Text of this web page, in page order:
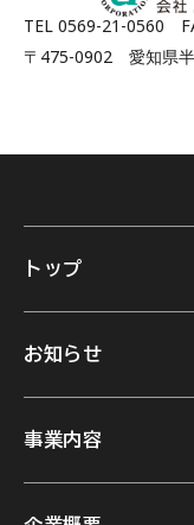
TEL 0569-21-0560
〒475-0902 愛知県
トップ
お知らせ
事業内容